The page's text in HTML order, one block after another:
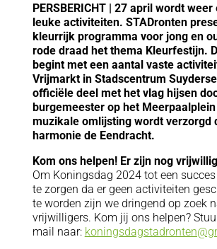
PERSBERICHT | 27 april wordt
leuke activiteiten. STADronten
kleurrijk programma voor jong en
rode draad het thema Kleurfestijn.
begint met een aantal vaste
Vrijmarkt in Stadscentrum
officiële deel met het vlag hijsen
burgemeester op het
muzikale omlijsting wordt verzorgd
harmonie de Eendracht.
Kom ons helpen! Er zijn nog
Om Koningsdag 2024 tot een
te zorgen da er geen activiteiten
te worden zijn we dringend op zoek
vrijwilligers. Kom jij ons helpen?
mail naar: